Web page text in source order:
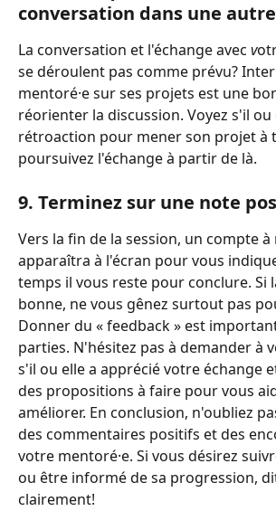
conversation dans une
La conversation et l'échange avec v
se déroulent pas comme prévu?
mentoré·e sur ses projets est une
réorienter la discussion. Voyez s'il ou
rétroaction pour mener son projet à
poursuivez l'échange à partir de là.
9. Terminez sur une note
Vers la fin de la session, un compte
apparaîtra à l'écran pour vous
temps il vous reste pour conclure. Si
bonne, ne vous gênez surtout pas
Donner du « feedback » est
parties. N'hésitez pas à demander à
s'il ou elle a apprécié votre échange
des propositions à faire pour vous
améliorer. En conclusion, n'oubliez
des commentaires positifs et des
votre mentoré·e. Si vous désirez
ou être informé de sa progression,
clairement!